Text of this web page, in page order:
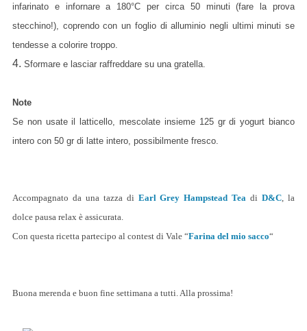
infarinato e infornare a 180°C per circa 50 minuti (fare la prova
stecchino!), coprendo con un foglio di alluminio negli ultimi minuti se
tendesse a colorire troppo.
4. Sformare e lasciar raffreddare su una gratella.
Note
Se non usate il latticello, mescolate insieme 125 gr di yogurt bianco
intero con 50 gr di latte intero, possibilmente fresco.
Accompagnato da una tazza di Earl Grey Hampstead Tea diD&C , la
dolce pausa relax è assicurata.
Con questa ricetta partecipo al contest di Vale “Farina del mio sacco“
Buona merenda e buon fine settimana a tutti. Alla prossima!